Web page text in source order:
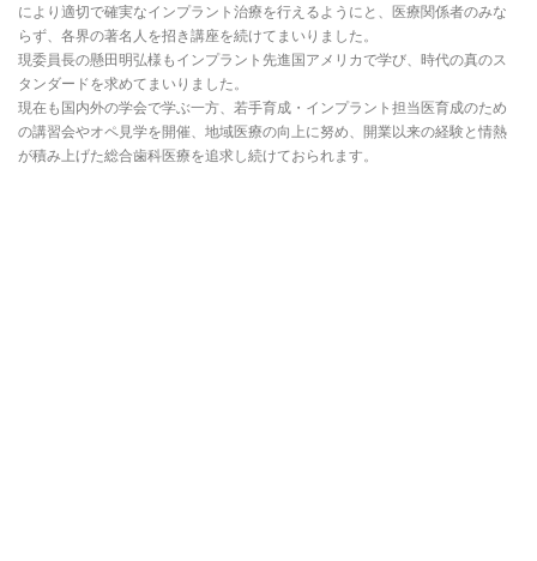
により適切で確実なインプラント治療を行えるようにと、医療関係者のみな
らず、各界の著名人を招き講座を続けてまいりました。
現委員長の懸田明弘様もインプラント先進国アメリカで学び、時代の真のス
タンダードを求めてまいりました。
現在も国内外の学会で学ぶ一方、若手育成・インプラント担当医育成のため
の講習会やオペ見学を開催、地域医療の向上に努め、開業以来の経験と情熱
が積み上げた総合歯科医療を追求し続けておられます。